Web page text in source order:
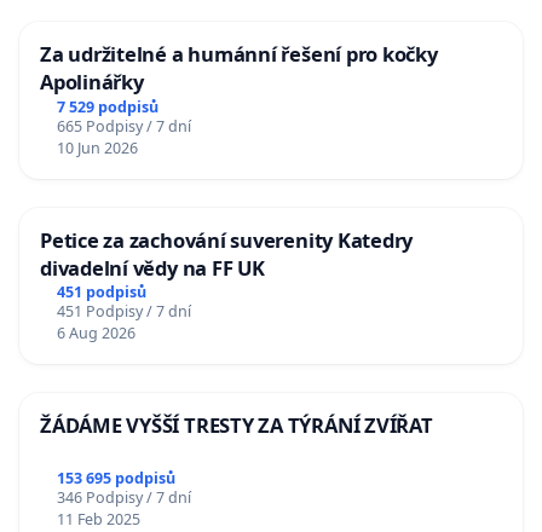
Za udržitelné a humánní řešení pro kočky
Apolinářky
7 529 podpisů
665 Podpisy / 7 dní
10 Jun 2026
Petice za zachování suverenity Katedry
divadelní vědy na FF UK
451 podpisů
451 Podpisy / 7 dní
6 Aug 2026
ŽÁDÁME VYŠŠÍ TRESTY ZA TÝRÁNÍ ZVÍŘAT
153 695 podpisů
346 Podpisy / 7 dní
11 Feb 2025